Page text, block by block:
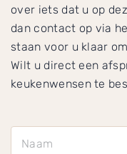
over iets dat u op
dan contact op via
staan voor u klaar
Wilt u direct een
keukenwensen te